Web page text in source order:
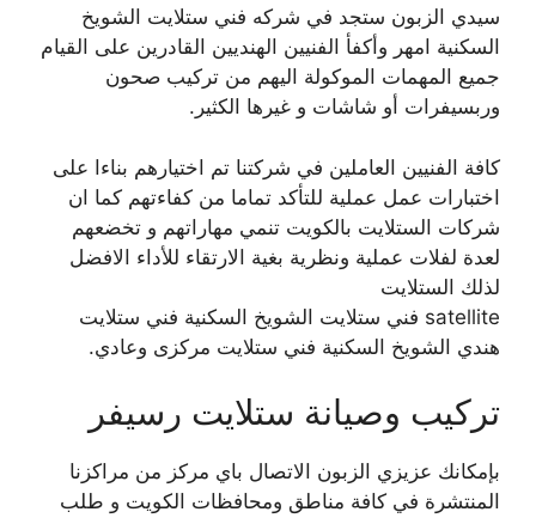
سيدي الزبون ستجد في شركه فني ستلايت الشويخ
السكنية امهر وأكفأ الفنيين الهنديين القادرين على القيام
جميع المهمات الموكولة اليهم من تركيب صحون
وربسيفرات أو شاشات و غيرها الكثير.
كافة الفنيين العاملين في شركتنا تم اختيارهم بناءا على
اختبارات عمل عملية للتأكد تماما من كفاءتهم كما ان
شركات الستلايت بالكويت تنمي مهاراتهم و تخضعهم
لعدة لفلات عملية ونظرية بغية الارتقاء للأداء الافضل
لذلك الستلايت
satellite فني ستلايت الشويخ السكنية فني ستلايت
هندي الشويخ السكنية فني ستلايت مركزى وعادي.
تركيب وصيانة ستلايت رسيفر
بإمكانك عزيزي الزبون الاتصال باي مركز من مراكزنا
المنتشرة في كافة مناطق ومحافظات الكويت و طلب